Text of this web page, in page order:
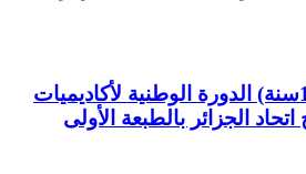
كرة القدم (أقل من 13سنة) الدورة الوطنية لأكاديميات
اتحاد الجزائر بالطبعة الأولى